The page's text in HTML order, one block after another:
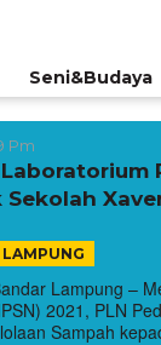
Seni&Budaya
Pm
Laboratorium
LAMPUNG
Lampung –
2021, PLN
Sampah